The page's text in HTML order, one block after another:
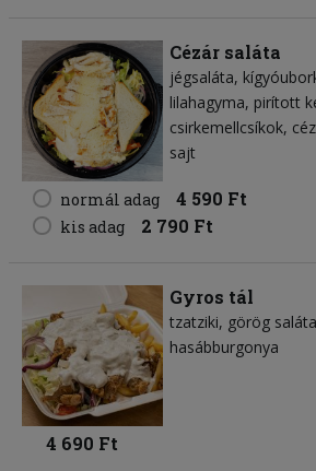
Cézár saláta
jégsaláta
lilahagyma pirított
csirkemellcsíkok
sajt
normál adag 4 590 Ft
kis adag 2 790 Ft
Gyros tál
tzatziki görög saláta
hasábburgonya
4 690 Ft